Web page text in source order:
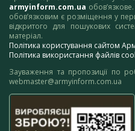
armyinform.com.ua
обов’язковим є розміщення у
відкритого для пошукових
матеріал.
Політика користування сайтом
Політика використання файлів
Зауваження та пропозиції по
webmaster@armyinform.com.ua